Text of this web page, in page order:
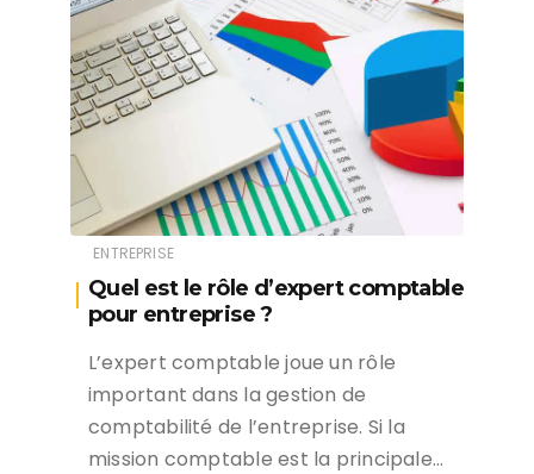
ENTREPRISE
Quel est le rôle d’expert comptable
pour entreprise ?
L’expert comptable joue un rôle
important dans la gestion de
comptabilité de l’entreprise. Si la
mission comptable est la principale…